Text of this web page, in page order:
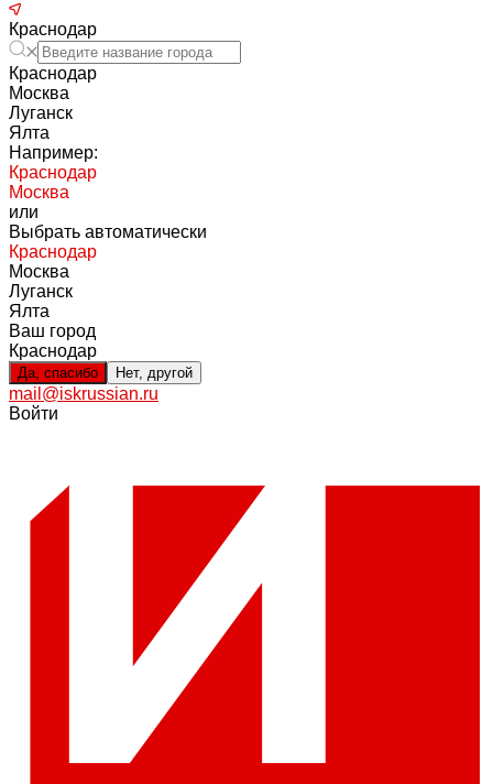
Краснодар
Краснодар
Москва
Луганск
Ялта
Например:
Краснодар
Москва
или
Выбрать автоматически
Краснодар
Москва
Луганск
Ялта
Ваш город
Краснодар
Да, спасибо Нет, другой
mail@iskrussian.ru
Войти